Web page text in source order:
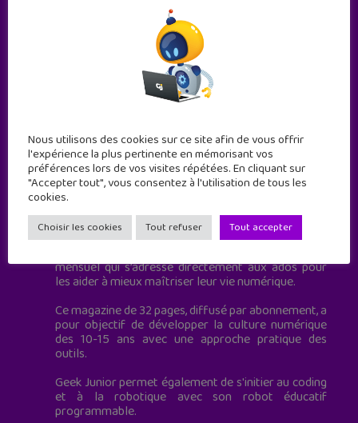
Geek Junior est le premier site de culture numérique
à destination des adolescents.
mensuel qui s’adresse directement aux ados pour
les aider à mieux maîtriser leur vie numérique.
Ce magazine de 32 pages, diffusé par abonnement, a
pour objectif de développer la culture numérique
des 10-15 ans avec une approche pratique des
outils.
Geek Junior permet également de s'initier au coding
et à la robotique avec son robot éducatif
programmable.
Nous utilisons des cookies sur ce site afin de vous offrir
l'expérience la plus pertinente en mémorisant vos
préférences lors de vos visites répétées. En cliquant sur
"Accepter tout", vous consentez à l'utilisation de tous les
cookies.
Choisir les cookies Tout refuser Tout accepter